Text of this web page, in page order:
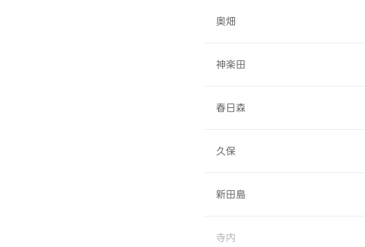
奥畑
神楽田
春日森
久保
新田島
寺内